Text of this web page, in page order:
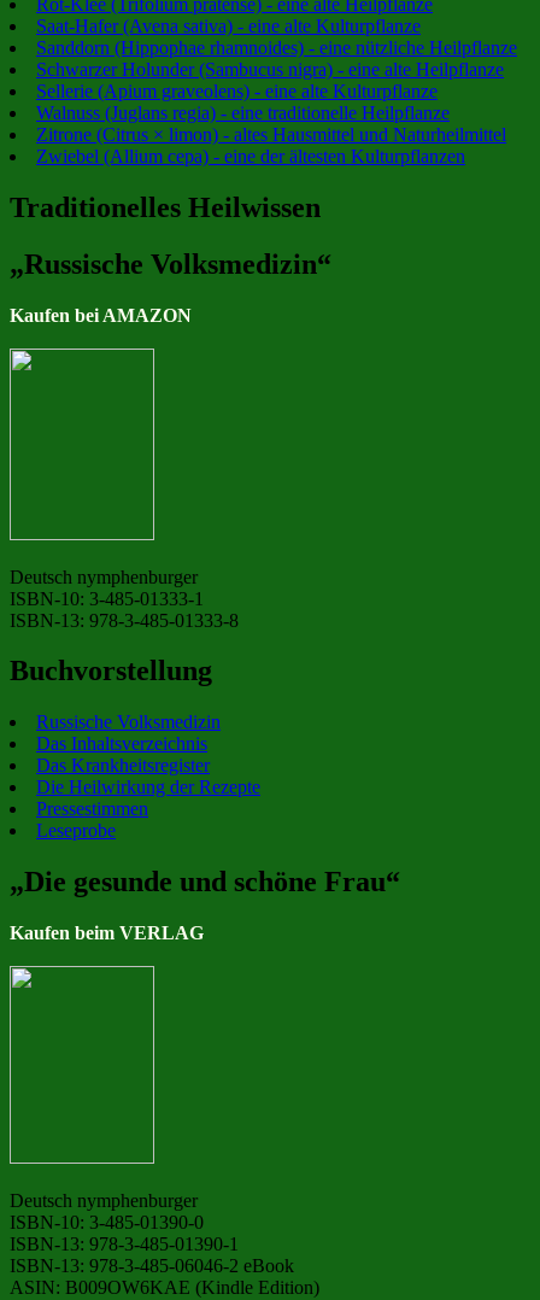
Saat-Hafer (Avena sativa) - eine alte Kulturpflanze
Sanddorn (Hippophae rhamnoides) - eine nützliche Heilpflanze
Schwarzer Holunder (Sambucus nigra) - eine alte Heilpflanze
Sellerie (Apium graveolens) - eine alte Kulturpflanze
Walnuss (Juglans regia) - eine traditionelle Heilpflanze
Zitrone (Citrus × limon) - altes Hausmittel und Naturheilmittel
Zwiebel (Allium cepa) - eine der ältesten Kulturpflanzen
Traditionelles Heilwissen
„Russische Volksmedizin“
Kaufen bei AMAZON
Deutsch nymphenburger
ISBN-10: 3-485-01333-1
ISBN-13: 978-3-485-01333-8
Buchvorstellung
Russische Volksmedizin
Das Inhaltsverzeichnis
Das Krankheitsregister
Die Heilwirkung der Rezepte
Pressestimmen
Leseprobe
„Die gesunde und schöne Frau“
Kaufen beim VERLAG
Deutsch nymphenburger
ISBN-10: 3-485-01390-0
ISBN-13: 978-3-485-01390-1
ISBN-13: 978-3-485-06046-2 eBook
ASIN: B009OW6KAE (Kindle Edition)